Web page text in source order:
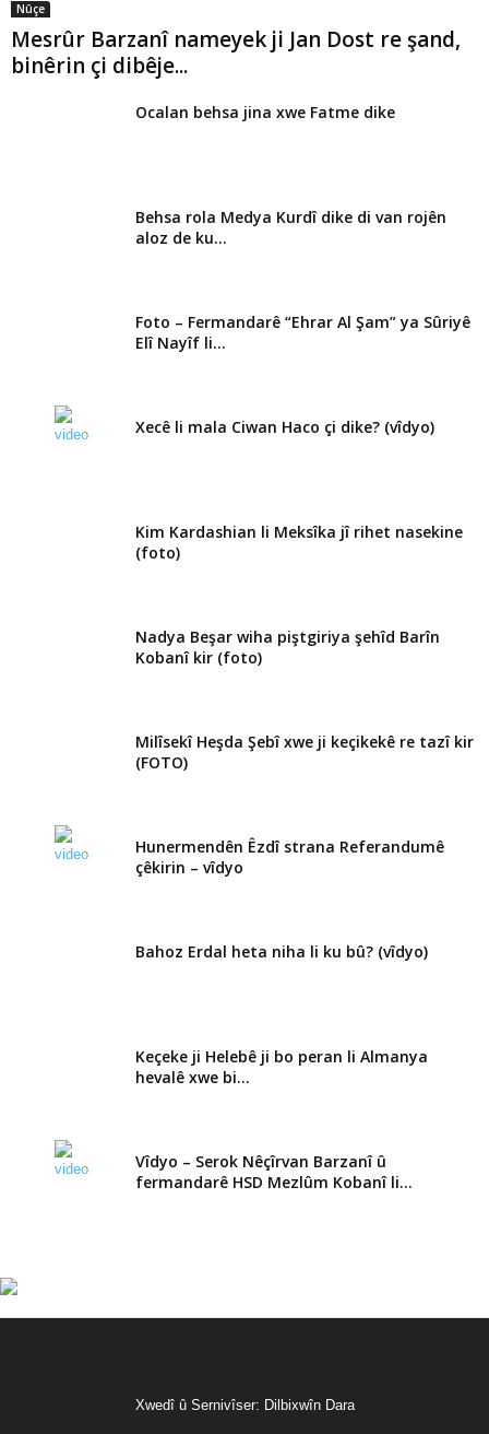
Nûçe
Mesrûr Barzanî nameyek ji Jan Dost re şand,
binêrin çi dibêje...
Ocalan behsa jina xwe Fatme dike
Behsa rola Medya Kurdî dike di van rojên
aloz de ku...
Foto – Fermandarê “Ehrar Al Şam” ya Sûriyê
Elî Nayîf li...
Xecê li mala Ciwan Haco çi dike? (vîdyo)
Kim Kardashian li Meksîka jî rihet nasekine
(foto)
Nadya Beşar wiha piştgiriya şehîd Barîn
Kobanî kir (foto)
Milîsekî Heşda Şebî xwe ji keçikekê re tazî kir
(FOTO)
Hunermendên Êzdî strana Referandumê
çêkirin – vîdyo
Bahoz Erdal heta niha li ku bû? (vîdyo)
Keçeke ji Helebê ji bo peran li Almanya
hevalê xwe bi...
Vîdyo – Serok Nêçîrvan Barzanî û
fermandarê HSD Mezlûm Kobanî li...
Xwedî û Sernivîser: Dilbixwîn Dara